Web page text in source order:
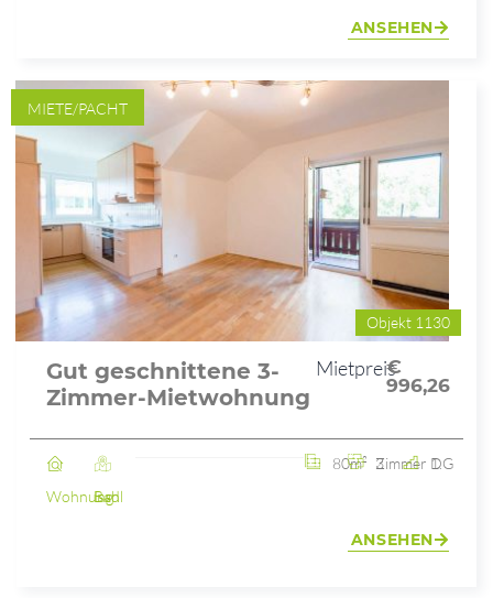
ANSEHEN
MIETE/PACHT
Objekt 1130
Gut geschnittene 3-
Zimmer-Mietwohnung
Mietpreis
€
996,26
Wohnung
Bad Ischl
80m² 3 Zimmer 1. DG
ANSEHEN